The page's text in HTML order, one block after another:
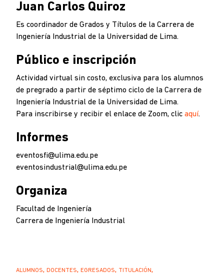
Juan Carlos Quiroz
Es coordinador de Grados y Títulos de la Carrera de
Ingeniería Industrial de la Universidad de Lima.
Público e inscripción
Actividad virtual sin costo, exclusiva para los alumnos
de pregrado a partir de séptimo ciclo de la Carrera de
Ingeniería Industrial de la Universidad de Lima.
Para inscribirse y recibir el enlace de Zoom, clic aquí.
Informes
eventosfi@ulima.edu.pe
eventosindustrial@ulima.edu.pe
Organiza
Facultad de Ingeniería
Carrera de Ingeniería Industrial
ALUMNOS DOCENTES EGRESADOS
TITULACIÓN